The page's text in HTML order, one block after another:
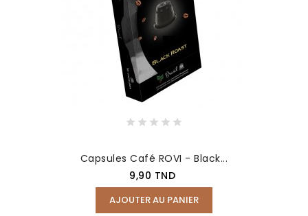
Capsules Café ROVI - Black...
Prix
9,90 TND
AJOUTER AU PANIER